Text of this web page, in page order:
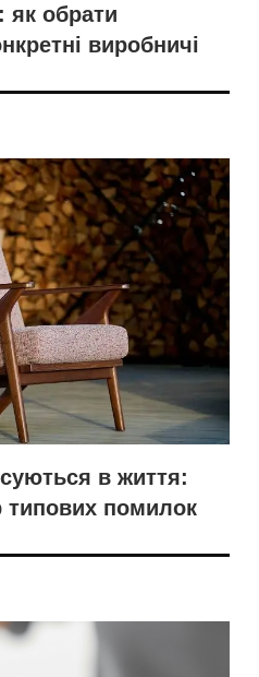
як обрати
виробничі
в життя:
типових помилок